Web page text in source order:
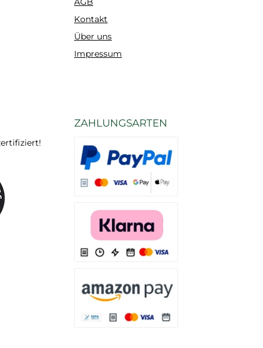
Kontakt
Über uns
Impressum
ZAHLUNGSARTEN